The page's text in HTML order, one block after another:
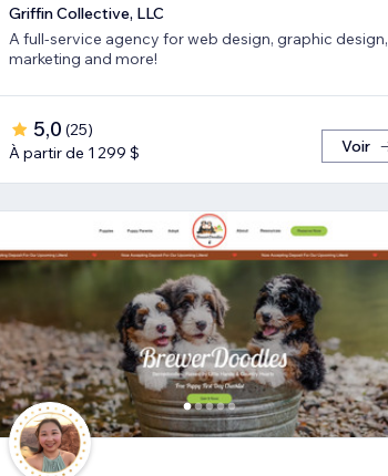
Griffin Collective, LLC
A full-service agency for web design, graphic design,
marketing and more!
5,0 (25)
À partir de 1 299 $
Voir